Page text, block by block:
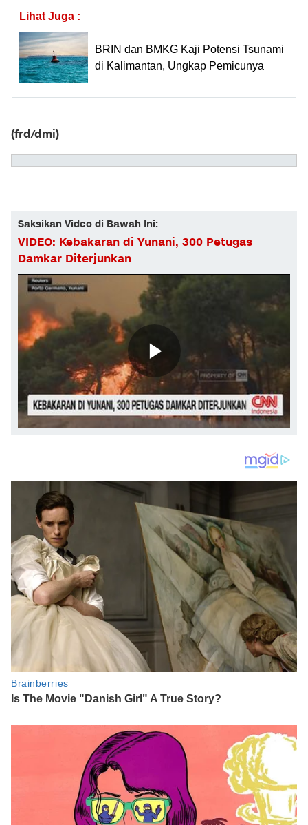
Lihat Juga :
BRIN dan BMKG Kaji Potensi Tsunami
di Kalimantan, Ungkap Pemicunya
(frd/dmi)
Saksikan Video di Bawah Ini:
VIDEO: Kebakaran di Yunani, 300 Petugas
Damkar Diterjunkan